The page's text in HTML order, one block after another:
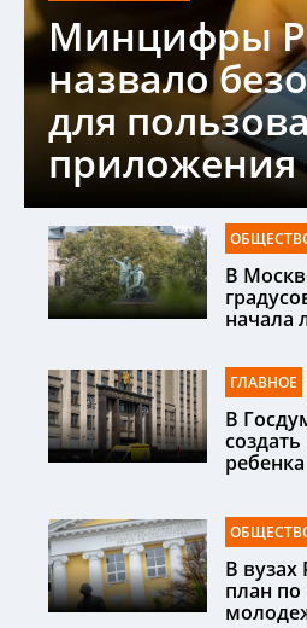
Минцифры
назвало
для
В
начала
ГЛАВНОЕ
В
В вузах
план